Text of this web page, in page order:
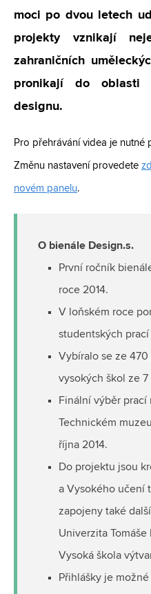
moci po dvou letech
projekty vznikají
zahraničních
pronikají do oblasti
designu.
Pro přehrávání videa je
Změnu nastavení provedete
novém panelu.
O bienále Design.s.
První ročník
roce 2014.
V loňském roce
studentských
Vybíralo se ze
vysokých škol ze 7
Finální výběr
Technickém
října 2014.
Do projektu jsou
a Vysokého učení
zapojeny také
Univerzita
Vysoká škola
Přihlášky je